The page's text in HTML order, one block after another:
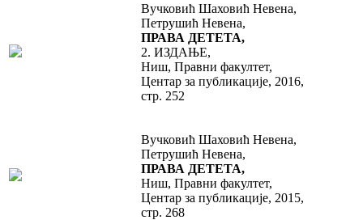
Вучковић Шаховић Невена,
Петрушић Невена,
ПРАВА ДЕТЕТА,
2. ИЗДАЊЕ,
Ниш, Правни факултет,
Центар за публикације, 2016,
стр. 252
Вучковић Шаховић Невена,
Петрушић Невена,
ПРАВА ДЕТЕТА,
Ниш, Правни факултет,
Центар за публикације, 2015,
стр. 268